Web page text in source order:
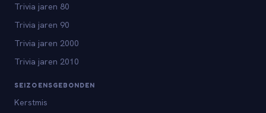
Trivia jaren 80
Trivia jaren 90
Trivia jaren 2000
Trivia jaren 2010
SEIZOENSGEBONDEN
Kerstmis